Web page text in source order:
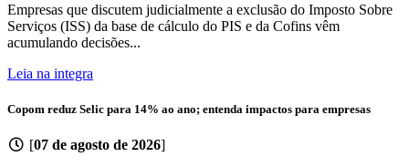
Empresas que discutem judicialmente a exclusão do Imposto Sobre
Serviços (ISS) da base de cálculo do PIS e da Cofins vêm
acumulando decisões...
Leia na integra
Copom reduz Selic para 14% ao ano; entenda impactos para empresas
[07 de agosto de 2026]